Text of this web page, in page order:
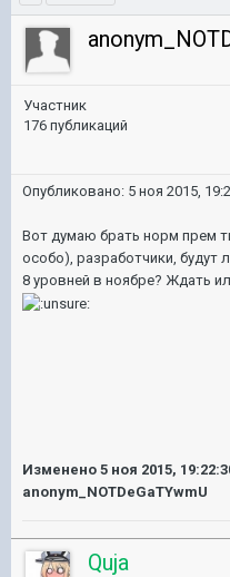
Участник
176 публикаций
Опубликовано: 5 ноя 2015,
Вот думаю брать норм прем
особо), разработчики,
8 уровней в ноябре? Ждать
Изменено 5 ноя 2015,
anonym_NOTDeGaTYwmU
Quja